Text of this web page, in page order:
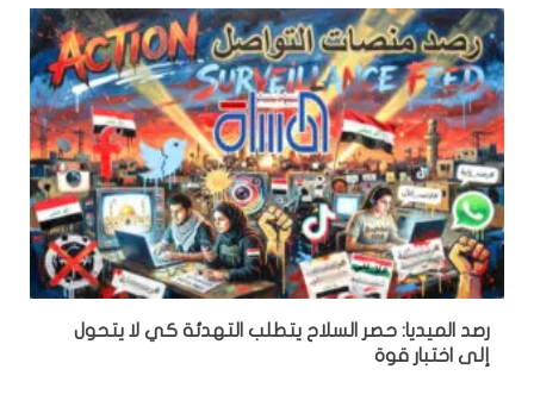
رصد الميديا: حصر السلاح يتطلب التهدئة كي لا يتحول
إلى اختبار قوة